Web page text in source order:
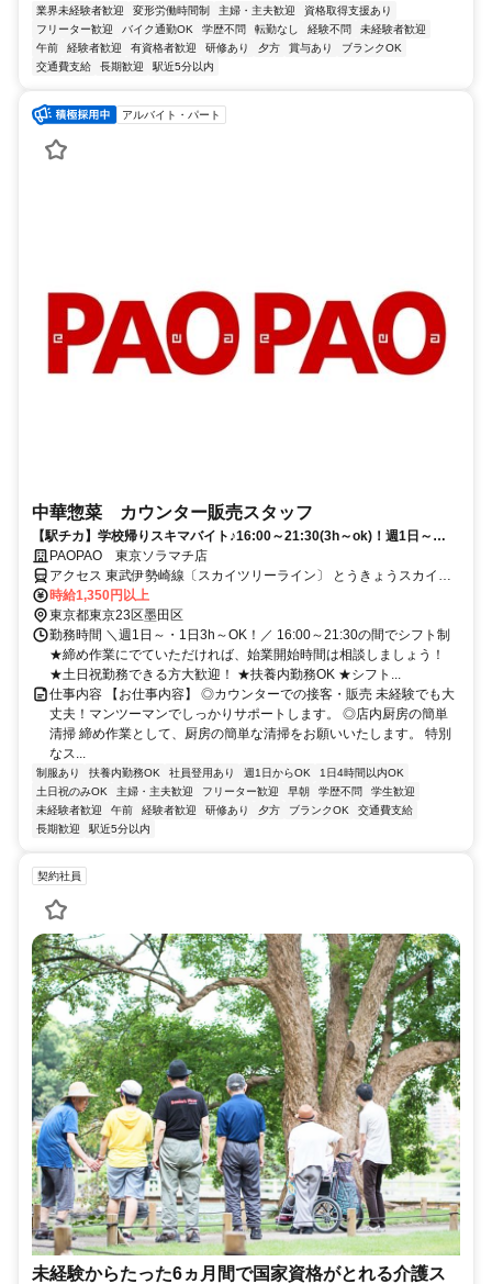
業界未経験者歓迎 変形労働時間制 主婦・主夫歓迎
資格取得支援あり
フリーター歓迎
バイク通勤OK 学歴不問 転勤なし 経験不問
未経験者歓迎
午前
経験者歓迎 有資格者歓迎 研修あり 夕方 賞与あり
ブランクOK
交通費支給
長期歓迎 駅近5分以内
アルバイト・パート
中華惣菜 カウンター販売スタッフ
【駅チカ】学校帰りスキマバイト♪16:00～21:30(3h～ok)！週1日～
OK・土日祝歓迎！学生活躍中・未経験大歓迎！
PAOPAO 東京ソラマチ店
アクセス 東武伊勢崎線〔スカイツリーライン〕 とうきょうスカイツ
リー[業平橋]東口徒歩約4分、都営浅草線 押上[スカイツリー前]A2口徒
歩約5分、京成押上線 押上[スカイツリー前]A2口徒歩約5分
時給1,350円以上
東京都東京23区墨田区
勤務時間 ＼週1日～・1日3h～OK！／ 16:00～21:30の間でシフト制
★締め作業にでていただければ、始業開始時間は相談しましょう！
★土日祝勤務できる方大歓迎！ ★扶養内勤務OK ★シフト...
仕事内容 【お仕事内容】 ◎カウンターでの接客・販売 未経験でも大
丈夫！マンツーマンでしっかりサポートします。 ◎店内厨房の簡単
清掃 締め作業として、厨房の簡単な清掃をお願いいたします。 特別
なス...
制服あり 扶養内勤務OK 社員登用あり 週1日からOK
1日4時間以内OK
土日祝のみOK
主婦・主夫歓迎 フリーター歓迎 早朝 学歴不問
学生歓迎
未経験者歓迎
午前 経験者歓迎 研修あり 夕方 ブランクOK
交通費支給
長期歓迎
駅近5分以内
契約社員
未経験からたった6ヵ月間で国家資格がとれる介護ス